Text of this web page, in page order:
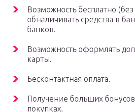
Возможность бесплатно
обналичивать средства в
банков.
Возможность оформлять
карты.
Бесконтактная оплата.
Получение больших
покупках.